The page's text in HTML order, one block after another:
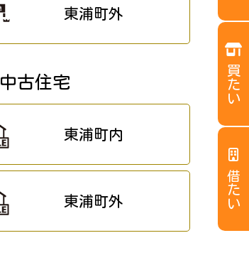
東浦町外
中古住宅
東浦町内
東浦町外
買たい
借たい